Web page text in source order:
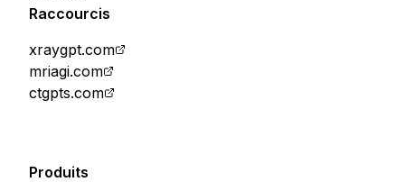
Raccourcis
xraygpt.com
mriagi.com
ctgpts.com
Produits